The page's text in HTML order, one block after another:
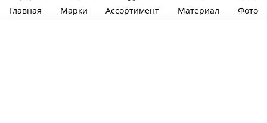
Главная Марки Ассортимент Материал Фото